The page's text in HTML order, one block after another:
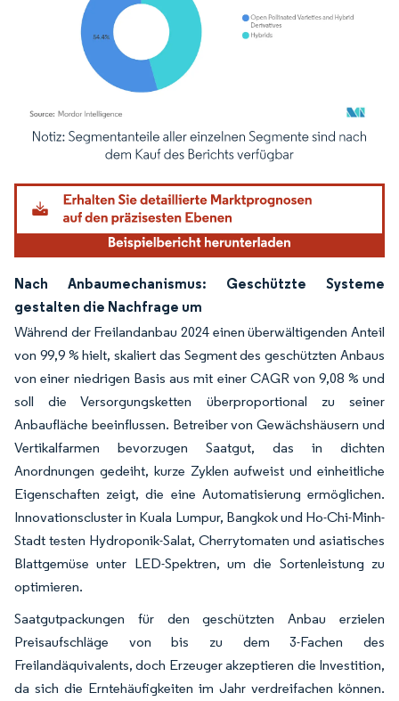
Bild © Mordor Intelligence. Wiederverwendung erfordert Namensnennung
Nach Anbaumechanismus: Geschützte Systeme
gestalten die Nachfrage um
Während der Freilandanbau 2024 einen überwältigenden Anteil
von 99,9 % hielt, skaliert das Segment des geschützten Anbaus
von einer niedrigen Basis aus mit einer CAGR von 9,08 % und
soll die Versorgungsketten überproportional zu seiner
Anbaufläche beeinflussen. Betreiber von Gewächshäusern und
Vertikalfarmen bevorzugen Saatgut, das in dichten
Anordnungen gedeiht, kurze Zyklen aufweist und einheitliche
Eigenschaften zeigt, die eine Automatisierung ermöglichen.
Innovationscluster in Kuala Lumpur, Bangkok und Ho-Chi-Minh-
Stadt testen Hydroponik-Salat, Cherrytomaten und asiatisches
Blattgemüse unter LED-Spektren, um die Sortenleistung zu
optimieren.
Saatgutpackungen für den geschützten Anbau erzielen
Preisaufschläge von bis zu dem 3-Fachen des
Freilandäquivalents, doch Erzeuger akzeptieren die Investition,
da sich die Erntehäufigkeiten im Jahr verdreifachen können.